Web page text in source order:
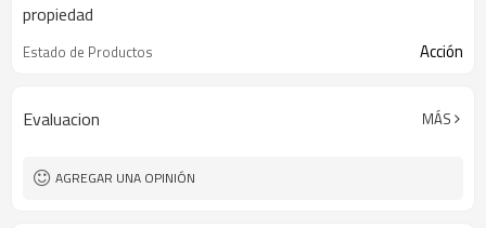
propiedad
Estado de Productos Acción
Evaluacion MÁS
AGREGAR UNA OPINIÓN